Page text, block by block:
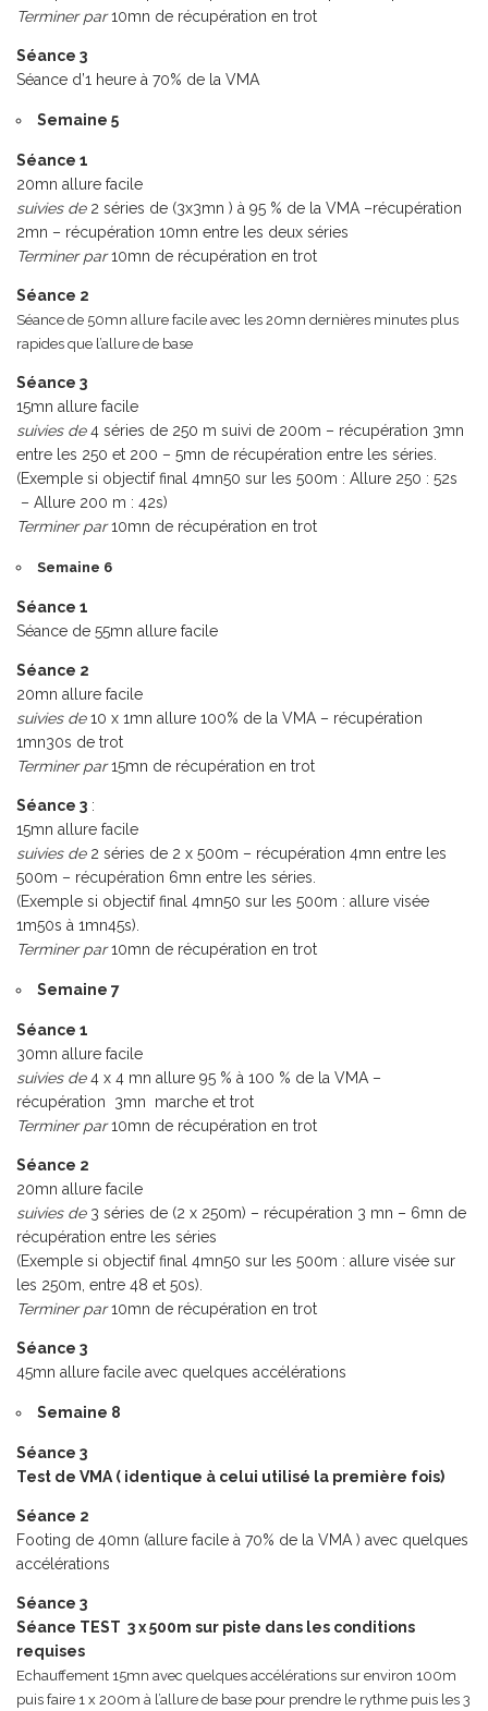
Terminer par10mn de récupération en trot
Séance 3
Séance d’1 heure à 70% de la VMA
Semaine 5
Séance 1
20mn allure facile
suivies de 2 séries de (3x3mn ) à 95 % de la VMA –récupération
2mn – récupération 10mn entre les deux séries
Terminer par10mn de récupération en trot
Séance 2
Séance de 50mn allure facile avec les 20mn dernières minutes plus
rapides que l’allure de base
Séance 3
15mn allure facile
suivies de4 séries de 250 m suivi de 200m – récupération 3mn
entre les 250 et 200 – 5mn de récupération entre les séries.
(Exemple si objectif final 4mn50 sur les 500m : Allure 250 : 52s
– Allure 200 m : 42s)
Terminer par10mn de récupération en trot
Semaine 6
Séance 1
Séance de 55mn allure facile
Séance 2
20mn allure facile
suivies de10 x 1mn allure 100% de la VMA – récupération
1mn30s de trot
Terminer par15mn de récupération en trot
Séance 3 :
15mn allure facile
suivies de 2 séries de 2 x 500m – récupération 4mn entre les
500m – récupération 6mn entre les séries.
(Exemple si objectif final 4mn50 sur les 500m : allure visée
1m50s à 1mn45s).
Terminer par10mn de récupération en trot
Semaine 7
Séance 1
30mn allure facile
suivies de4 x 4 mn allure 95 % à 100 % de la VMA –
récupération 3mn marche et trot
Terminer par10mn de récupération en trot
Séance 2
20mn allure facile
suivies de 3 séries de (2 x 250m) – récupération 3 mn – 6mn de
récupération entre les séries
(Exemple si objectif final 4mn50 sur les 500m : allure visée sur
les 250m, entre 48 et 50s).
Terminer par10mn de récupération en trot
Séance 3
45mn allure facile avec quelques accélérations
Semaine 8
Séance 3
Test de VMA ( identique à celui utilisé la première fois)
Séance 2
Footing de 40mn (allure facile à 70% de la VMA ) avec quelques
accélérations
Séance 3
Séance TEST 3 x 500m sur piste dans les conditions
requises
Echauffement 15mn avec quelques accélérations sur environ 100m
puis faire 1 x 200m à l’allure de base pour prendre le rythme puis les 3